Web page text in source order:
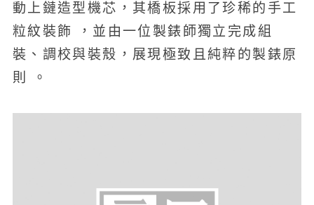
動上鏈造型機芯，其橋板採用了珍稀的手工
粒紋裝飾 ，並由一位製錶師獨立完成組
裝、調校與裝殼，展現極致且純粹的製錶原
則 。